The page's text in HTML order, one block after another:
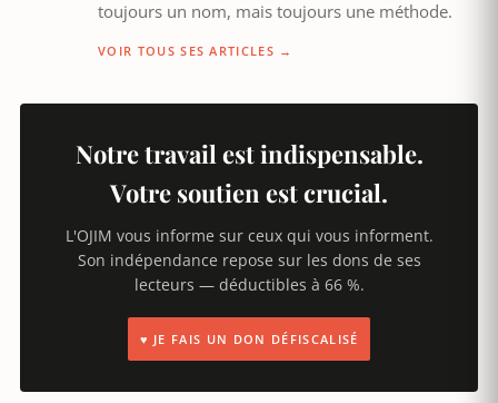
toujours un nom, mais toujours une méthode.
VOIR TOUS SES ARTICLES →
Notre travail est indispensable.
Votre soutien est crucial.
L'OJIM vous informe sur ceux qui vous informent.
Son indépendance repose sur les dons de ses
lecteurs — déductibles à 66 %.
♥ JE FAIS UN DON DÉFISCALISÉ